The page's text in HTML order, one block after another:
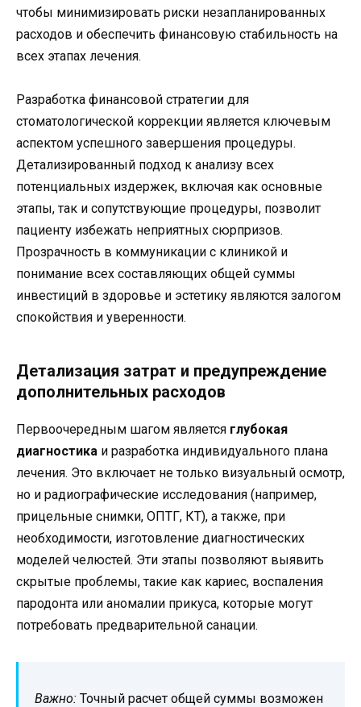
чтобы минимизировать риски незапланированных
расходов и обеспечить финансовую стабильность на
всех этапах лечения.
Разработка финансовой стратегии для
стоматологической коррекции является ключевым
аспектом успешного завершения процедуры.
Детализированный подход к анализу всех
потенциальных издержек, включая как основные
этапы, так и сопутствующие процедуры, позволит
пациенту избежать неприятных сюрпризов.
Прозрачность в коммуникации с клиникой и
понимание всех составляющих общей суммы
инвестиций в здоровье и эстетику являются залогом
спокойствия и уверенности.
Детализация затрат и предупреждение
дополнительных расходов
Первоочередным шагом является глубокая
диагностика и разработка индивидуального плана
лечения. Это включает не только визуальный осмотр,
но и радиографические исследования (например,
прицельные снимки, ОПТГ, КТ), а также, при
необходимости, изготовление диагностических
моделей челюстей. Эти этапы позволяют выявить
скрытые проблемы, такие как кариес, воспаления
пародонта или аномалии прикуса, которые могут
потребовать предварительной санации.
Важно: Точный расчет общей суммы возможен